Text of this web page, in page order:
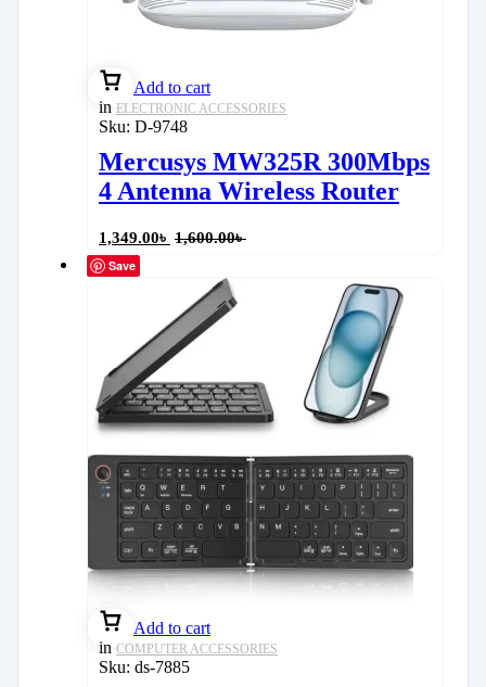
Add to cart
in ELECTRONIC ACCESSORIES
Sku: D-9748
Mercusys MW325R 300Mbps
4 Antenna Wireless Router
1,349.00৳ 1,600.00৳
Save
Add to cart
in COMPUTER ACCESSORIES
Sku: ds-7885